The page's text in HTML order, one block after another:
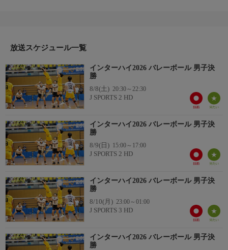
実況：足立清紀
会場：島津アリーナ京都(京都府立体育館)，京都府京都市
番組内容
部活に燃える高校生たちの真夏の祭典、全国高等学校総合体育大
会(インターハイ)。
闘を繰り広げる。
高校生活3年間の中で、各都道府県予選を勝ち抜いてきたチーム
でなければ経験できない舞台になるため、選手それぞれの思いが
青春時代をバレーボールに懸ける高校生たちの熱い戦いに注目！
番組内容
【J SPORTS公式HP】
https://www.jsports.co.jp/basketball/interhigh/
放送スケジュール一覧
インターハイ2026 バレーボール 男子決
勝
8/8(土) 20:30～22:30
J SPORTS 2 HD
インターハイ2026 バレーボール 男子決
勝
8/9(日) 15:00～17:00
J SPORTS 2 HD
インターハイ2026 バレーボール 男子決
勝
8/10(月) 23:00～01:00
J SPORTS 3 HD
インターハイ2026 バレーボール 男子決
勝